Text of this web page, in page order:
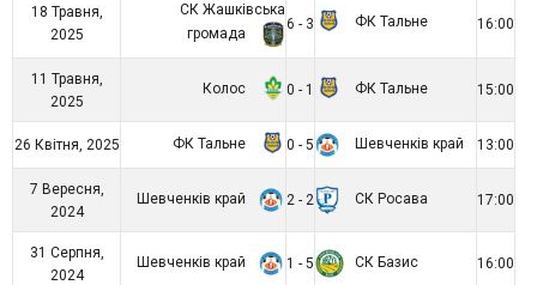
18 Травня,
2025
СК Жашківська
громада
6 - 3 ФК Тальне 16:00
11 Травня,
2025
Колос 0 - 1 ФК Тальне 15:00
26 Квітня, 2025 ФК Тальне 0 - 5 Шевченків край 13:00
7 Вересня,
2024
Шевченків край 2 - 2 СК Росава 17:00
31 Серпня,
2024
Шевченків край 1 - 5 СК Базис 16:00